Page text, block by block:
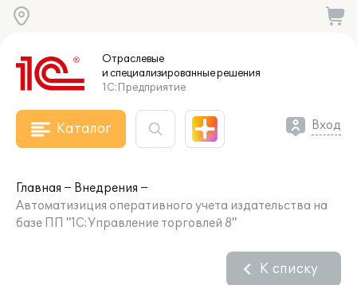
Отраслевые
и специализированныерешения
1С:Предприятие
Каталог Вход
Главная
Внедрения
Автоматизиция оперативного учета издательства на
базе ПП "1С:Управление торговлей 8"
К списку